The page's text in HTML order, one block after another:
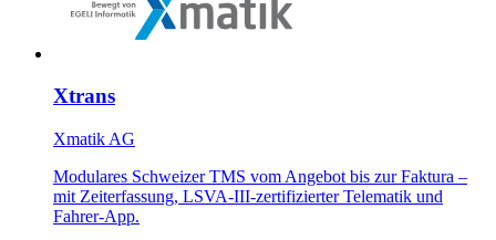
Xtrans
Xmatik AG
Modulares Schweizer TMS vom Angebot bis zur Faktura –
mit Zeiterfassung, LSVA-III-zertifizierter Telematik und
Fahrer-App.